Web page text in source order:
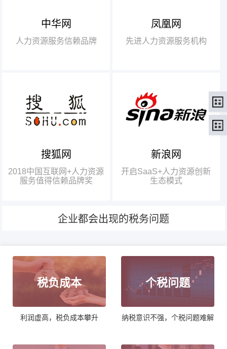
中华网
人力资源服务信赖品牌
【腾讯】“2018中国互联网
+行业领军企业奖”
【瑞方】“2018中国互联网
凤凰网
先进人力资源服务机构
搜狐网
2018中国互联网+人力资源
服务值得信赖品牌奖
瑞方人力获得人力资源行业唯
一奖项——“2018中国互联网+人
力资源服务值得信赖品牌奖”
新浪网
开启SaaS+人力资源创新
生态模式
企业都会出现的税务问题
税负成本
利润虚高，税负成本攀升
个税问题
纳税意识不强，个税问题难解